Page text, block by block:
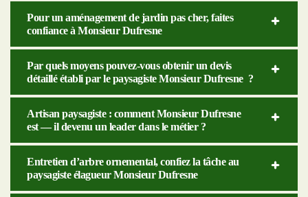
Pour un aménagement de jardin pas cher, faites
confiance à Monsieur Dufresne
Par quels moyens pouvez-vous obtenir un devis
détaillé établi par le paysagiste Monsieur Dufresne ?
Artisan paysagiste : comment Monsieur Dufresne
est — il devenu un leader dans le métier ?
Entretien d’arbre ornemental, confiez la tâche au
paysagiste élagueur Monsieur Dufresne